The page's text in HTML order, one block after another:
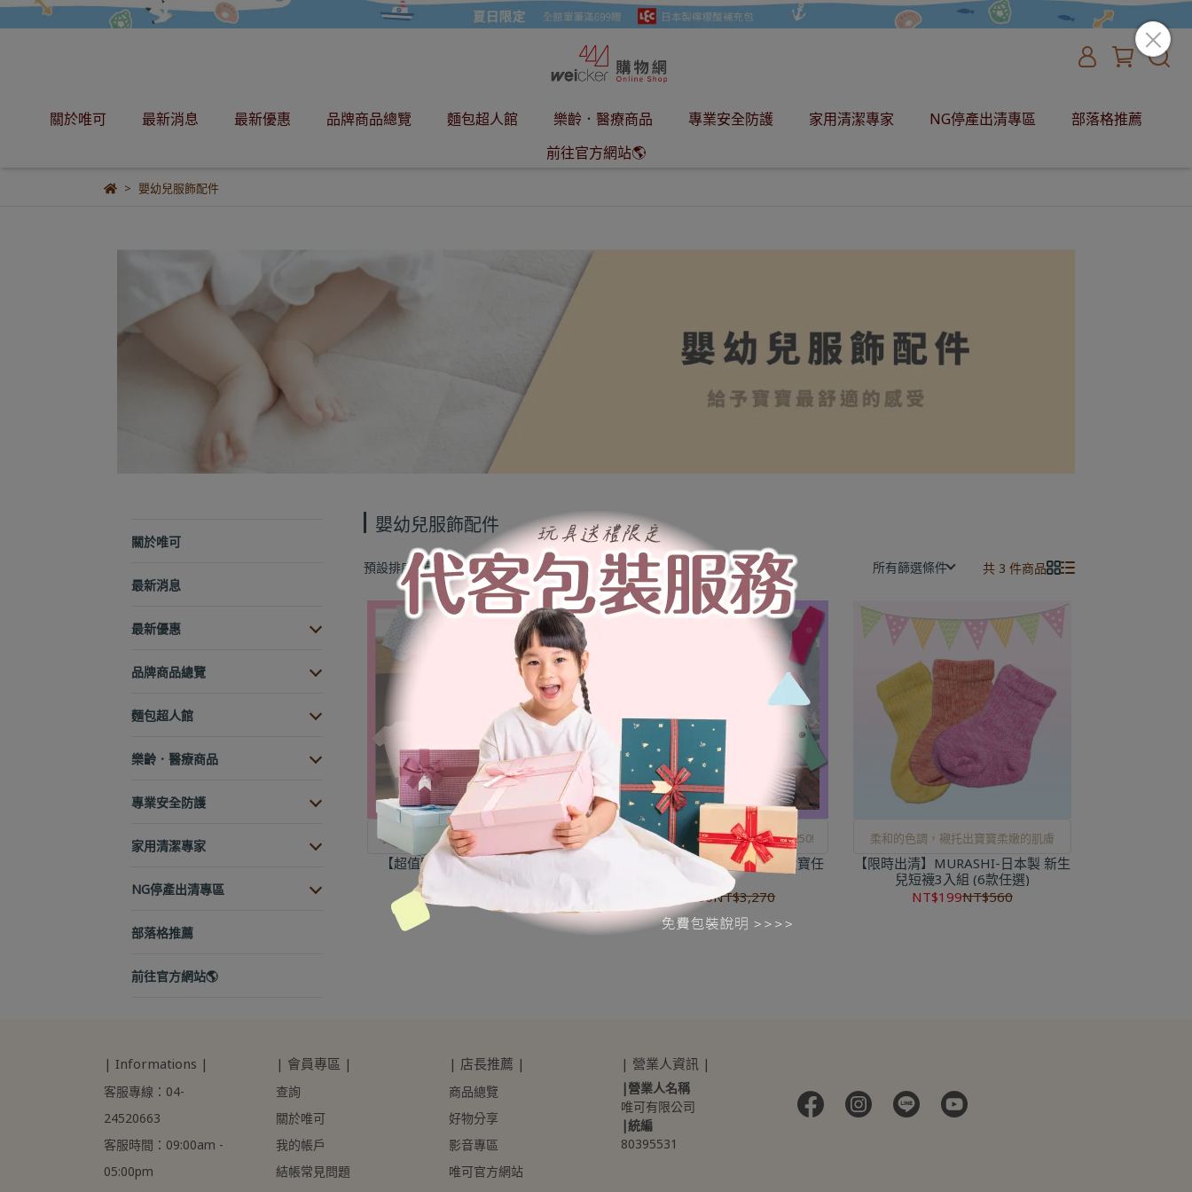
關於唯可 最新消息 最新優惠 品牌商品總覽 麵包超人館 樂齡．醫療商品 專業安全防護 家用清潔專家 NG停產出清專區
部落格推薦
前往官方網站🌎
嬰幼兒服飾配件
關於唯可
最新消息
最新優惠
品牌商品總覽
麵包超人館
樂齡．醫療商品
專業安全防護
家用清潔專家
NG停產出清專區
部落格推薦
前往官方網站🌎
嬰幼兒服飾配件
預設排序 價格 所有篩選條件 共 3 件商品
日本雜誌服飾零碼出清，福袋價$250!
【超值限量】童裝福袋-女寶專區
NT$250
NT$3,620
日本雜誌服飾零碼出清，福袋價$250!
【超值限量】褲子福袋-男寶/女寶任
選
NT$250NT$3,270
柔和的色調，襯托出寶寶柔嫩的肌膚
【限時出清】MURASHI-日本製 新生
兒短襪3入組 (6款任選)
NT$199NT$560
| Informations |
客服專線：04-
24520663
客服時間：09:00am -
05:00pm
| 會員專區 |
查詢
關於唯可
我的帳戶
結帳常見問題
| 店長推薦 |
商品總覽
好物分享
影音專區
唯可官方網站
| 營業人資訊 |
|營業人名稱
唯可有限公司
|統編
80395531